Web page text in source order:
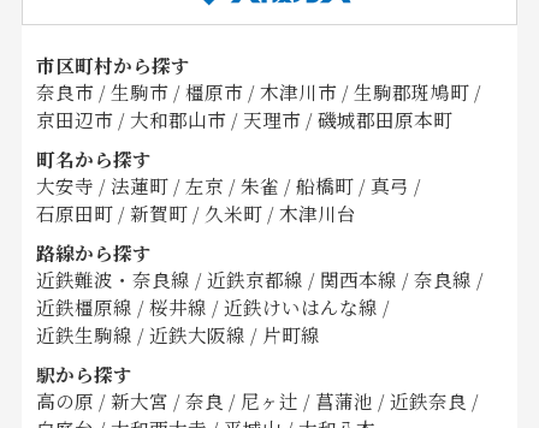
市区町村から探す
奈良市 / 生駒市 / 橿原市 / 木津川市 / 生駒郡斑鳩町 /
京田辺市 / 大和郡山市 / 天理市 / 磯城郡田原本町
町名から探す
大安寺 / 法蓮町 / 左京 / 朱雀 / 船橋町 / 真弓 /
石原田町 / 新賀町 / 久米町 / 木津川台
路線から探す
近鉄難波・奈良線 / 近鉄京都線 / 関西本線 / 奈良線 /
近鉄橿原線 / 桜井線 / 近鉄けいはんな線 /
近鉄生駒線 / 近鉄大阪線 / 片町線
駅から探す
高の原 / 新大宮 / 奈良 / 尼ヶ辻 / 菖蒲池 / 近鉄奈良 /